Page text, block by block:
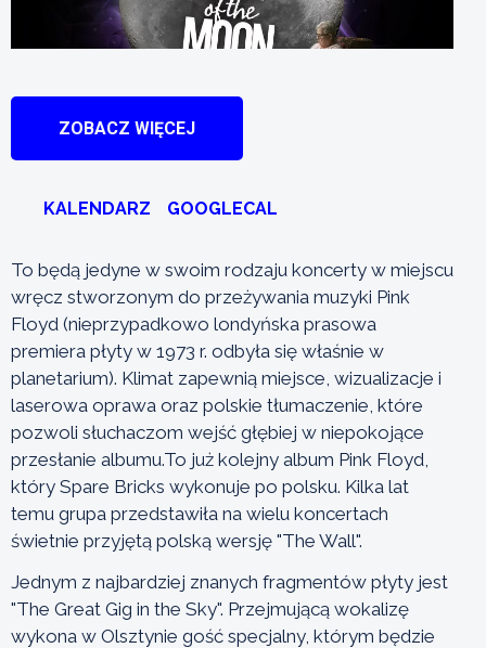
ZOBACZ WIĘCEJ
KALENDARZ GOOGLECAL
To będą jedyne w swoim rodzaju koncerty w miejscu
wręcz stworzonym do przeżywania muzyki Pink
Floyd (nieprzypadkowo londyńska prasowa
premiera płyty w 1973 r. odbyła się właśnie w
planetarium). Klimat zapewnią miejsce, wizualizacje i
laserowa oprawa oraz polskie tłumaczenie, które
pozwoli słuchaczom wejść głębiej w niepokojące
przesłanie albumu.To już kolejny album Pink Floyd,
który Spare Bricks wykonuje po polsku. Kilka lat
temu grupa przedstawiła na wielu koncertach
świetnie przyjętą polską wersję "The Wall".
Jednym z najbardziej znanych fragmentów płyty jest
"The Great Gig in the Sky". Przejmującą wokalizę
wykona w Olsztynie gość specjalny, którym będzie